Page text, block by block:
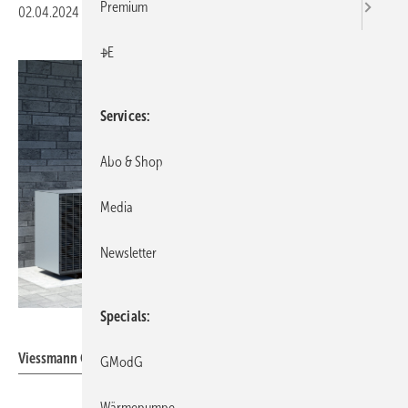
02.04.2024 Veröffentlicht in
Viessmann Climate Solutions: Vitocal 150-A / 151-A.
Premium
+E
Services
Abo & Shop
Media
Newsletter
Specials
GModG